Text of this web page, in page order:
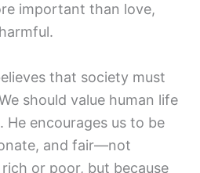
important than love,
that society must
should value human life
He encourages us to be
and fair—not
or poor, but because